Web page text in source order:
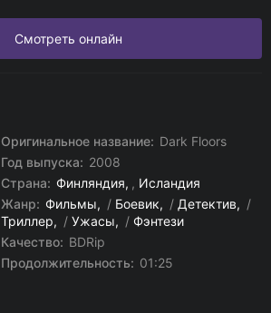
Смотреть онлайн
Оригинальное название: Dark Floors
Год выпуска: 2008
Страна: Финляндия , Исландия
Жанр: Фильмы / Боевик / Детектив
/
Триллер
/ Ужасы / Фэнтези
Качество: BDRip
Продолжительность: 01:25